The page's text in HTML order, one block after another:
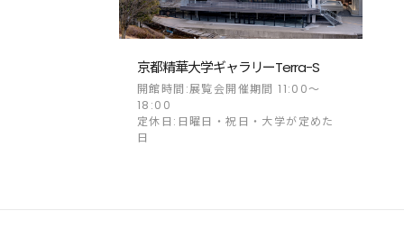
京都精華大学ギャラリーTerra-S
開館時間:展覧会開催期間 11:00～
18:00
定休日:日曜日・祝日・大学が定めた
日